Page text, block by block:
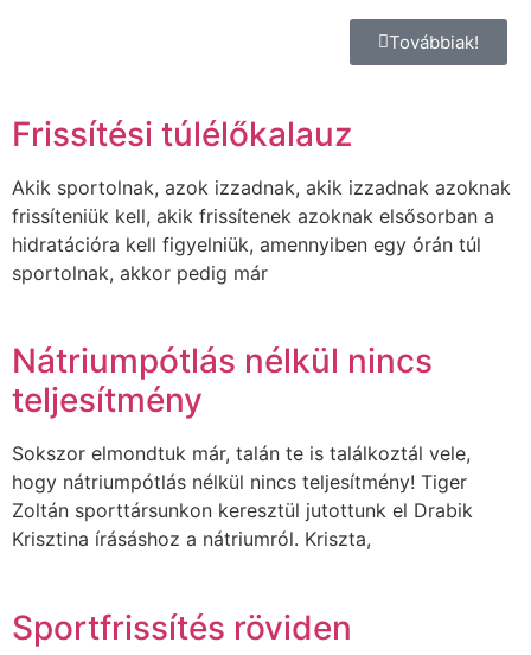
Továbbiak!
Frissítési túlélőkalauz
Akik sportolnak, azok izzadnak, akik izzadnak azoknak
frissíteniük kell, akik frissítenek azoknak elsősorban a
hidratációra kell figyelniük, amennyiben egy órán túl
sportolnak, akkor pedig már
Nátriumpótlás nélkül nincs
teljesítmény
Sokszor elmondtuk már, talán te is találkoztál vele,
hogy nátriumpótlás nélkül nincs teljesítmény! Tiger
Zoltán sporttársunkon keresztül jutottunk el Drabik
Krisztina írásáshoz a nátriumról. Kriszta,
Sportfrissítés röviden